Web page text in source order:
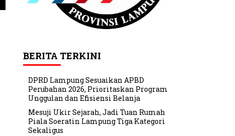
BERITA TERKINI
DPRD Lampung Sesuaikan APBD
Perubahan 2026, Prioritaskan Program
Unggulan dan Efisiensi Belanja
Mesuji Ukir Sejarah, Jadi Tuan Rumah
Piala Soeratin Lampung Tiga Kategori
Sekaligus